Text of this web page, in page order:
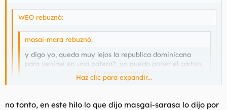
WEO rebuznó:
masai-mara rebuznó:
y digo yo, queda muy lejos la republica dominicana
para venirse en una patera?, yo puedo poner el carton,
Haz clic para expandir...
Haz clic para expandir...
no tonto, en este hilo lo que dijo masgai-sarasa lo dijo por